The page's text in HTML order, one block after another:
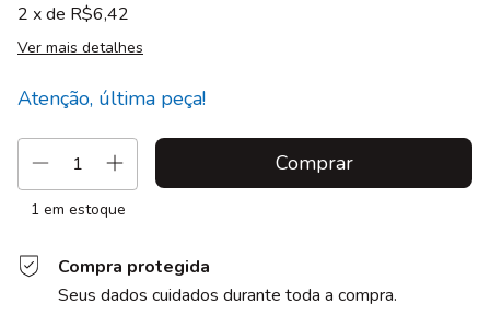
2 x de R$6,42
Ver mais detalhes
Atenção, última peça!
1 em estoque
Compra protegida
Seus dados cuidados durante toda a compra.